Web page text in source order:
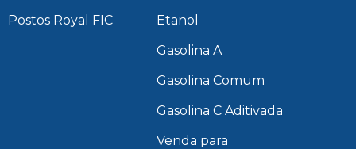
Postos Royal FIC
Etanol
Gasolina A
Gasolina Comum
Gasolina C Aditivada
Venda para